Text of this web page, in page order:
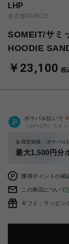
LHP
名古屋PARCO
SOMEIT/サミ
HOODIE
￥23,100 税
ポケパル払いで 0
（1P=1円）※キャ
会員登録後、ポケパル
最大1,500円分
獲得ポイントの確
この商品について
ギフト：ラッピン